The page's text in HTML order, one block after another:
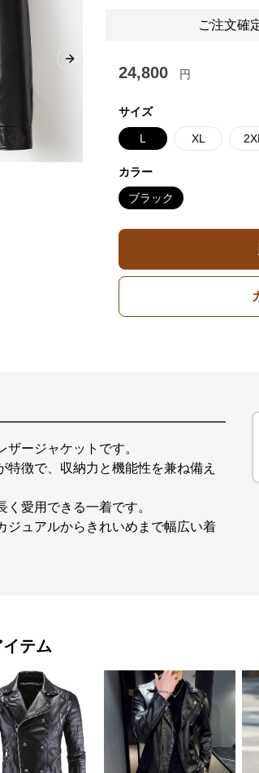
Next slide
ご注文確
24,800 円
サイズ
L XL 2XL
カラー
ブラック
ージャケットです。
徴で、収納力と機能性を兼ね備え
愛用できる一着です。
ジュアルからきれいめまで幅広い着
テム